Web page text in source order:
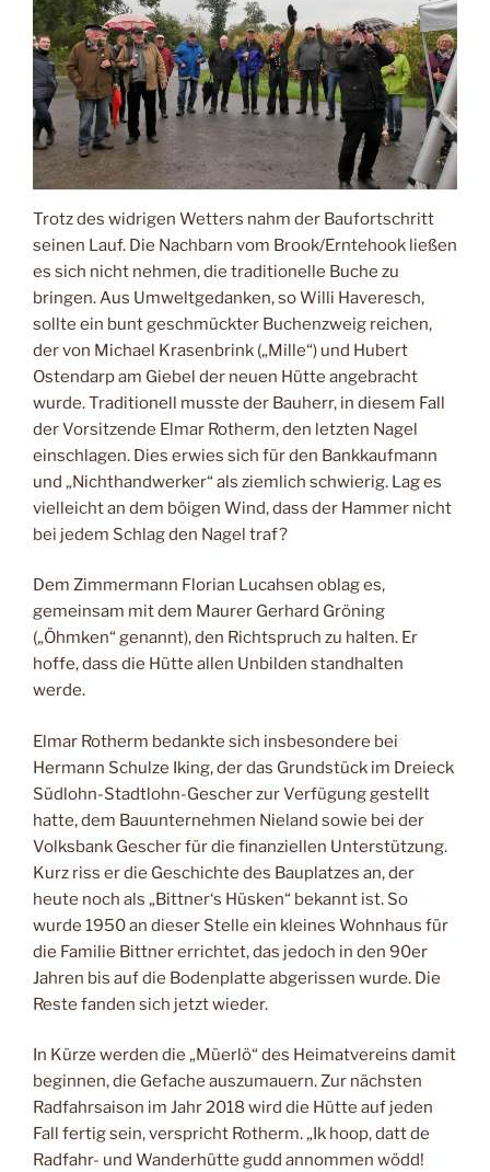
Trotz des widrigen Wetters nahm der Baufortschritt
seinen Lauf. Die Nachbarn vom Brook/Erntehook ließen
es sich nicht nehmen, die traditionelle Buche zu
bringen. Aus Umweltgedanken, so Willi Haveresch,
sollte ein bunt geschmückter Buchenzweig reichen,
der von Michael Krasenbrink („Mille“) und Hubert
Ostendarp am Giebel der neuen Hütte angebracht
wurde. Traditionell musste der Bauherr, in diesem Fall
der Vorsitzende Elmar Rotherm, den letzten Nagel
einschlagen. Dies erwies sich für den Bankkaufmann
und „Nichthandwerker“ als ziemlich schwierig. Lag es
vielleicht an dem böigen Wind, dass der Hammer nicht
bei jedem Schlag den Nagel traf?
Dem Zimmermann Florian Lucahsen oblag es,
gemeinsam mit dem Maurer Gerhard Gröning
(„Öhmken“ genannt), den Richtspruch zu halten. Er
hoffe, dass die Hütte allen Unbilden standhalten
werde.
Elmar Rotherm bedankte sich insbesondere bei
Hermann Schulze Iking, der das Grundstück im Dreieck
Südlohn-Stadtlohn-Gescher zur Verfügung gestellt
hatte, dem Bauunternehmen Nieland sowie bei der
Volksbank Gescher für die finanziellen Unterstützung.
Kurz riss er die Geschichte des Bauplatzes an, der
heute noch als „Bittner‘s Hüsken“ bekannt ist. So
wurde 1950 an dieser Stelle ein kleines Wohnhaus für
die Familie Bittner errichtet, das jedoch in den 90er
Jahren bis auf die Bodenplatte abgerissen wurde. Die
Reste fanden sich jetzt wieder.
In Kürze werden die „Müerlö“ des Heimatvereins damit
beginnen, die Gefache auszumauern. Zur nächsten
Radfahrsaison im Jahr 2018 wird die Hütte auf jeden
Fall fertig sein, verspricht Rotherm. „Ik hoop, datt de
Radfahr- und Wanderhütte gudd annommen wödd!